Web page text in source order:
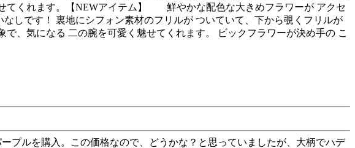
てくれます。【NEWアイテム】 鮮やかな配色な大きめフラワーが アクセ
しです！ 裏地にシフォン素材のフリルが ついていて、下から覗くフリルが
、気になる 二の腕を可愛く魅せてくれます。 ビックフラワーが決め手の こ
プルを購入。この価格なので、どうかな？と思っていましたが、大柄でハデ